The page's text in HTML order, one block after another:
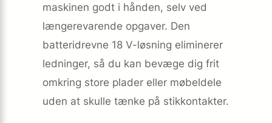
maskinen godt i hånden, selv ved
længerevarende opgaver. Den
batteridrevne 18 V-løsning eliminerer
ledninger, så du kan bevæge dig frit
omkring store plader eller møbeldele
uden at skulle tænke på stikkontakter.